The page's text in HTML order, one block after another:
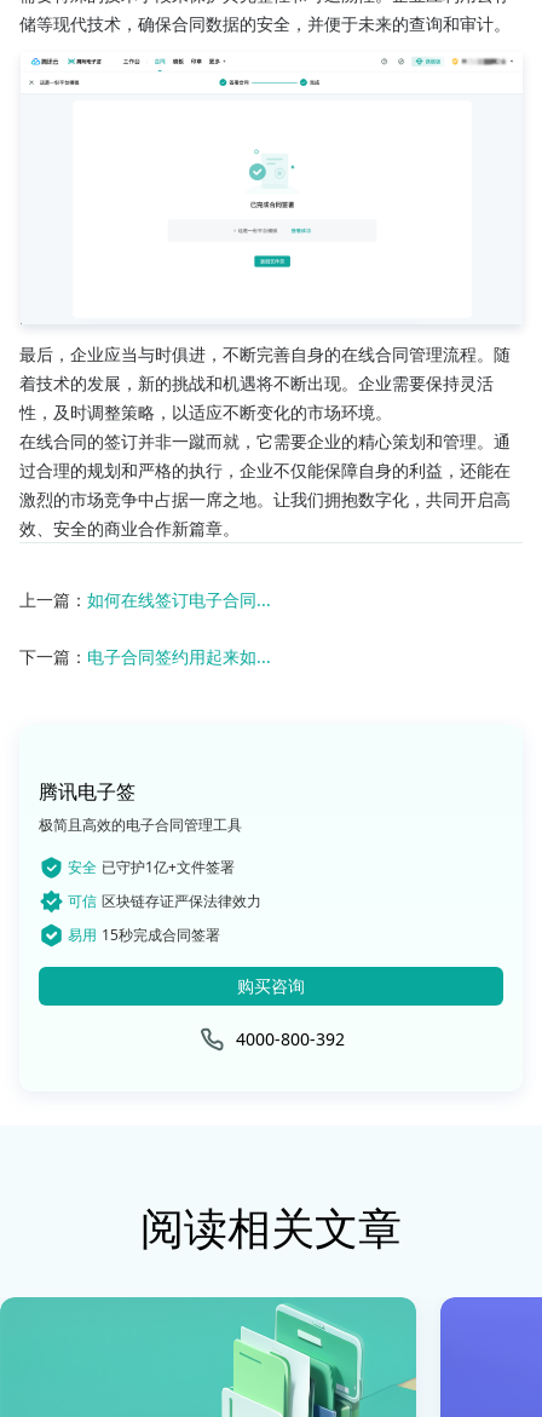
储等现代技术，确保合同数据的安全，并便于未来的查询和审计。
最后，企业应当与时俱进，不断完善自身的在线合同管理流程。随
着技术的发展，新的挑战和机遇将不断出现。企业需要保持灵活
性，及时调整策略，以适应不断变化的市场环境。
在线合同的签订并非一蹴而就，它需要企业的精心策划和管理。通
过合理的规划和严格的执行，企业不仅能保障自身的利益，还能在
激烈的市场竞争中占据一席之地。让我们拥抱数字化，共同开启高
效、安全的商业合作新篇章。
上一篇： 如何在线签订电子合同...
下一篇： 电子合同签约用起来如...
腾讯电子签
极简且高效的电子合同管理工具
安全 已守护1亿+文件签署
可信 区块链存证严保法律效力
易用 15秒完成合同签署
购买咨询
4000-800-392
阅读相关文章